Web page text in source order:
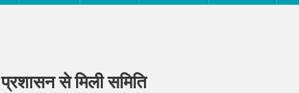
से मिली समिति